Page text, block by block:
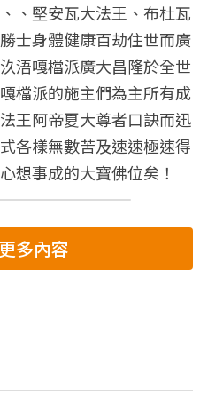
、堅安瓦大法王、布杜瓦
士身體健康百劫住世而廣
浯嘎檔派廣大昌隆於全世
檔派的施主們為主所有成
王阿帝夏大尊者口訣而迅
各樣無數苦及速速極速得
想事成的大寶佛位矣！
多內容